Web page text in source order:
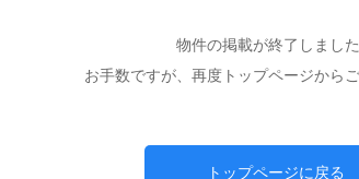
物件の掲載が終了しました
お手数ですが、再度トップページから
トップページに戻る